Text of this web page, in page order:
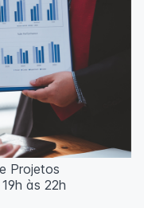
Projetos
às 22h